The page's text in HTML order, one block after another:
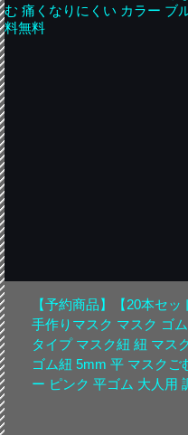
【予約商品】【20本セ
手作りマスク マスク ゴ
タイプ マスク紐 紐 マス
ゴム紐 5mm 平 マスク
ー ピンク 平ゴム 大人用